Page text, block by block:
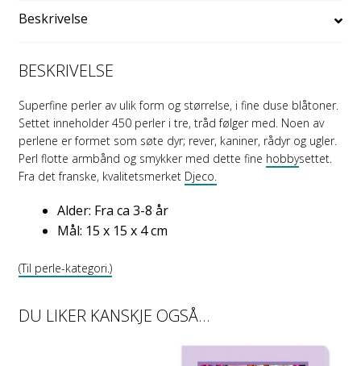
Beskrivelse
BESKRIVELSE
Superfine perler av ulik form og størrelse, i fine duse blåtoner.
Settet inneholder 450 perler i tre, tråd følger med. Noen av
perlene er formet som søte dyr; rever, kaniner, rådyr og ugler.
Perl flotte armbånd og smykker med dette fine hobbysettet.
Fra det franske, kvalitetsmerket Djeco.
Alder: Fra ca 3-8 år
Mål: 15 x 15 x 4 cm
(Til perle-kategori.)
DU LIKER KANSKJE OGSÅ…